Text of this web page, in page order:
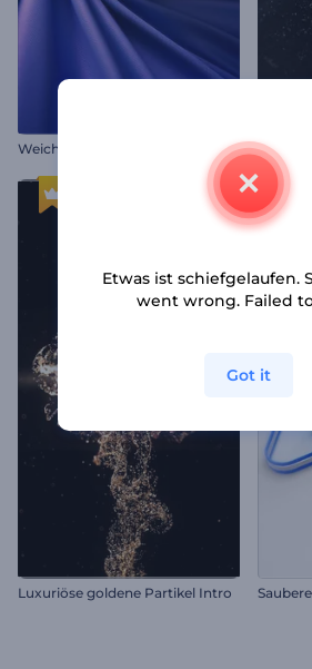
Weicher Stoff Logo Reveal
Luxuriöse goldene Partikel Intro
Etwas ist schiefgelaufen.
went wrong. Failed
Got it